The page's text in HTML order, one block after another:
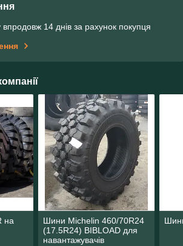
14 днів за рахунок покупця
на
Шини Michelin 460/70R24
(17.5R24) BIBLOAD для
навантажувачів